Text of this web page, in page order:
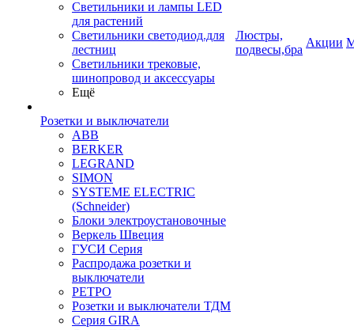
Светильники и лампы LED
для растений
Светильники светодиод.для
лестниц
Светильники трековые,
шинопровод и аксессуары
Ещё
Розетки и выключатели
ABB
BERKER
LEGRAND
SIMON
SYSTEME ELECTRIC
(Schneider)
Блоки электроустановочные
Веркель Швеция
ГУСИ Серия
Распродажа розетки и
выключатели
РЕТРО
Розетки и выключатели ТДМ
Серия GIRA
Люстры,
подвесы,бра
Акции